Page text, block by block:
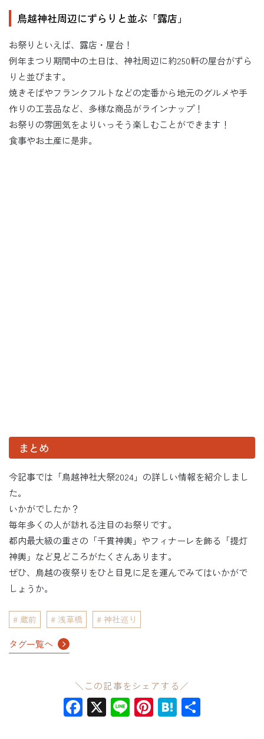
鳥越神社周辺にずらりと並ぶ「露店」
お祭りといえば、露店・屋台！
例年まつり期間中の土日は、神社周辺に約250軒の屋台がずら
りと並びます。
焼きそばやフランクフルトなどの定番から地元のグルメや手
作りの工芸品など、多様な商品がラインナップ！
お祭りの雰囲気をよりいっそう楽しむことができます！
食事やお土産に是非。
まとめ
今記事では「鳥越神社大祭2024」の詳しい情報を紹介しまし
た。
いかがでしたか？
毎年多くの人が訪れる注目のお祭りです。
都内最大級の重さの「千貫神輿」やフィナーレを飾る「提灯
神輿」など見どころがたくさんあります。
ぜひ、鳥越の夜祭りをひと目見に足を運んでみてはいかがで
しょうか。
蔵前 浅草橋 神社巡り
タグ一覧へ
＼この記事をシェアする／
Facebook
X LinePinterest
Hatena